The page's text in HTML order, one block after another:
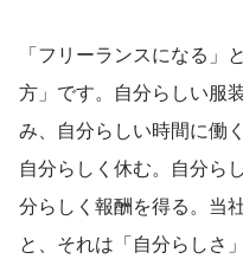
「フリーランスになる」
方」です。自分らしい服
み、自分らしい時間に働
自分らしく休む。自分ら
分らしく報酬を得る。当
と、それは「自分らしさ」